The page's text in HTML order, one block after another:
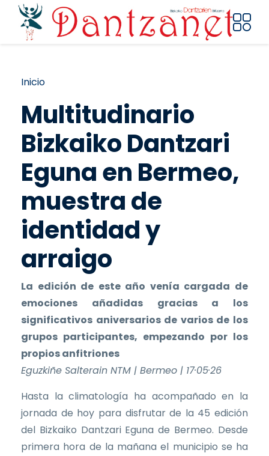
Pasar al contenido principal
Ruta de navegación
Inicio
Multitudinario
Bizkaiko Dantzari
Eguna en Bermeo,
muestra de
identidad y
arraigo
La edición de este año venía cargada de
emociones añadidas gracias a los
significativos aniversarios de varios de los
grupos participantes, empezando por los
propios anfitriones
Eguzkiñe Salterain NTM | Bermeo | 17·05·26
Hasta la climatología ha acompañado en la
jornada de hoy para disfrutar de la 45 edición
del Bizkaiko Dantzari Eguna de Bermeo. Desde
primera hora de la mañana el municipio se ha